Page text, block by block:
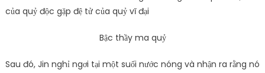
Bậc thầy ma quỷ
Sau đó, Jin nghỉ ngơi tại một suối nước nóng và nhận ra rằng nó